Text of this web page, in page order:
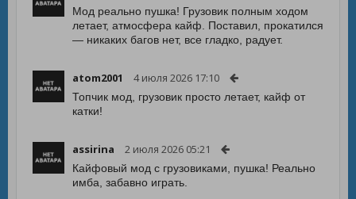
Мод реально пушка! Грузовик полным ходом
летает, атмосфера кайф. Поставил, прокатился
— никаких багов нет, все гладко, радует.
atom2001 4 июля 2026 17:10
Топчик мод, грузовик просто летает, кайф от
катки!
assirina 2 июля 2026 05:21
Кайфовый мод с грузовиками, пушка! Реально
имба, забавно играть.